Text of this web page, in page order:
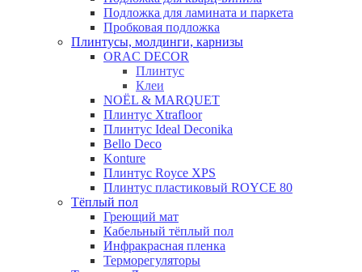
Подложка для ламината и паркета
Пробковая подложка
Плинтусы, молдинги, карнизы
ORAC DECOR
Плинтус
Клеи
NOЁL & MARQUET
Плинтус Xtrafloor
Плинтус Ideal Deconika
Bello Deco
Konture
Плинтус Royce XPS
Плинтус пластиковый ROYCE 80
Тёплый пол
Греющий мат
Кабельный тёплый пол
Инфракрасная пленка
Терморегуляторы